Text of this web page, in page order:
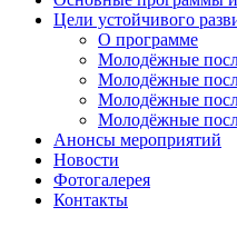
Цели устойчивого
О программе
Молодёжные
Молодёжные
Молодёжные
Молодёжные
Анонсы мероприятий
Новости
Фотогалерея
Контакты